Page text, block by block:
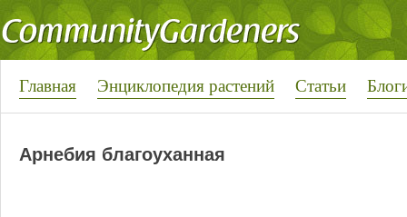
Главная Энциклопедия растений Статьи
Арнебия благоуханная